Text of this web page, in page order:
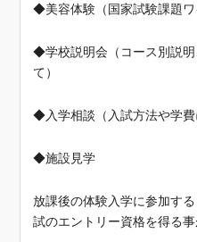
◆美容体験（国家試験課題ワ
◆学校説明会（コース別説
て）
◆入学相談（入試方法や学費
◆施設見学
放課後の体験入学に参加す
試のエントリー資格を得る事